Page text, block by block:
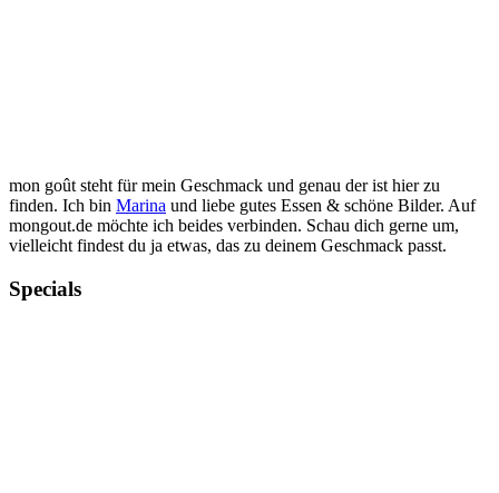
mon goût steht für mein Geschmack und genau der ist hier zu
finden. Ich bin Marina und liebe gutes Essen & schöne Bilder. Auf
mongout.de möchte ich beides verbinden. Schau dich gerne um,
vielleicht findest du ja etwas, das zu deinem Geschmack passt.
Specials